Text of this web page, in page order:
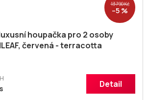
13 790 Kč
–5 %
houpačka pro 2 osoby
červená - terracotta
Detail